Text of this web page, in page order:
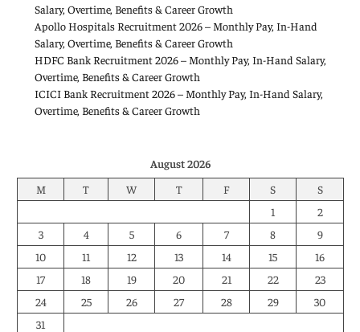
Salary, Overtime, Benefits & Career Growth
Apollo Hospitals Recruitment 2026 – Monthly Pay, In-Hand
Salary, Overtime, Benefits & Career Growth
HDFC Bank Recruitment 2026 – Monthly Pay, In-Hand Salary,
Overtime, Benefits & Career Growth
ICICI Bank Recruitment 2026 – Monthly Pay, In-Hand Salary,
Overtime, Benefits & Career Growth
August 2026
M
T W T F S
S
1
2
3
4 5 6 7 8
9
10
11 12 13 14 15
16
17
18 19 20 21 22
23
24
25 26 27 28 29
30
31